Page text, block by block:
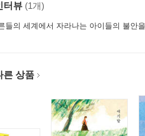
터뷰 (1개)
들의 세계에서 자라나는 아이들의 불안
른 상품